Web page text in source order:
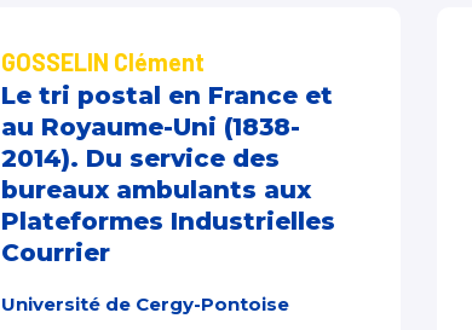
GOSSELIN Clément
Le tri postal en France et
au Royaume-Uni (1838-
2014). Du service des
bureaux ambulants aux
Plateformes Industrielles
Courrier
Université de Cergy-Pontoise